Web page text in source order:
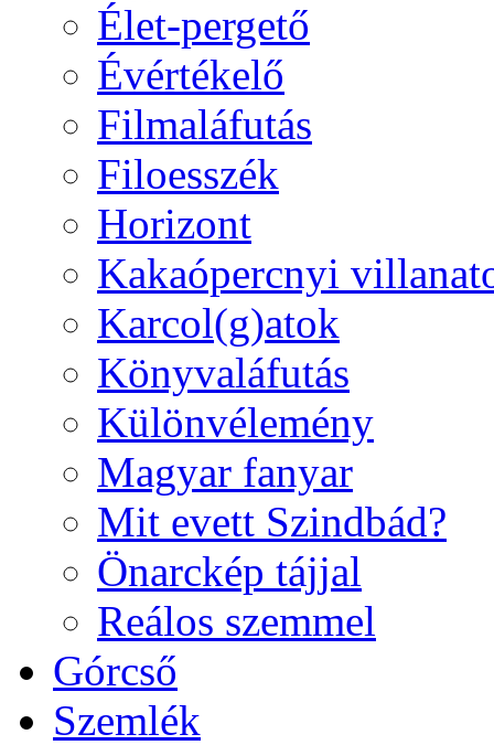
Élet-pergető
Évértékelő
Filmaláfutás
Filoesszék
Horizont
Kakaópercnyi
Karcol(g)atok
Könyvaláfutás
Különvélemény
Magyar fanyar
Mit evett Szindbád?
Önarckép tájjal
Reálos szemmel
Górcső
Szemlék